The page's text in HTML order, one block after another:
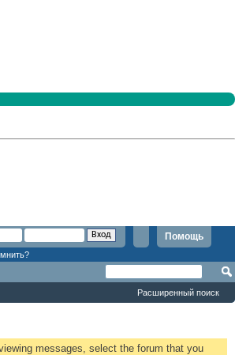
Помощь
Расширенный поиск
messages, select the forum that you